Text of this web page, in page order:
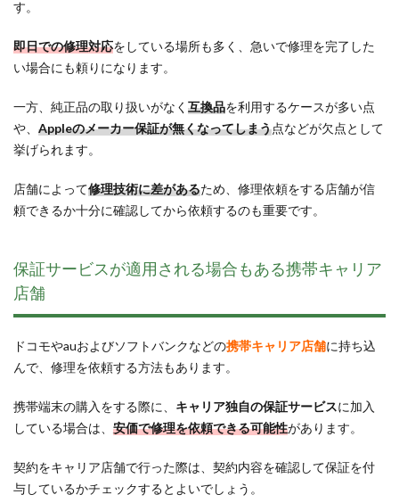
す。
即日での修理対応をしている場所も多く、急いで修理を完了した
い場合にも頼りになります。
一方、純正品の取り扱いがなく 互換品を利用するケースが多い点
や、 Appleのメーカー保証が無くなってしまう点などが欠点として
挙げられます。
店舗によって修理技術に差があるため、修理依頼をする店舗が信
頼できるか十分に確認してから依頼するのも重要です。
保証サービスが適用される場合もある携帯キャリア
店舗
ドコモやauおよびソフトバンクなどの携帯キャリア店舗に持ち込
んで、修理を依頼する方法もあります。
携帯端末の購入をする際に、 キャリア独自の保証サービスに加入
している場合は、 安価で修理を依頼できる可能性があります。
契約をキャリア店舗で行った際は、契約内容を確認して保証を付
与しているかチェックするとよいでしょう。